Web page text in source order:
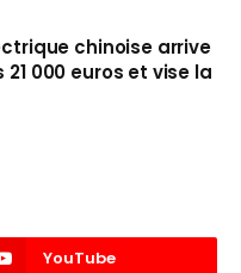
chinoise arrive
21 000 euros et vise la
YouTube